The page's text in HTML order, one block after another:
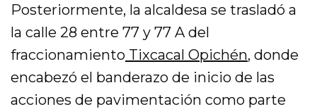
Posteriormente, la alcaldesa se trasladó a
la calle 28 entre 77 y 77 A del
fraccionamiento Tixcacal Opichén, donde
encabezó el banderazo de inicio de las
acciones de pavimentación como parte